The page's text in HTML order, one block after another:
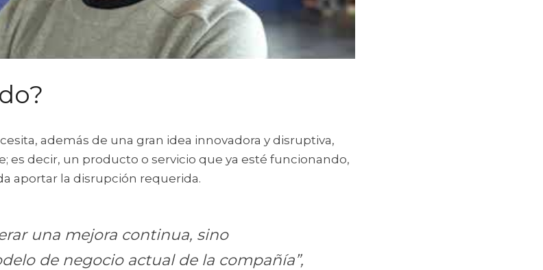
además de una gran idea innovadora y disruptiva,
es decir, un producto o servicio que ya esté funcionando,
aportar la disrupción requerida.
una mejora continua, sino
de negocio actual de la compañía”,